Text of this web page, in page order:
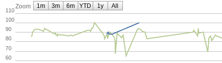
Zoom
60
70
80
90
100
110
1m 3m 6m YTD 1y All